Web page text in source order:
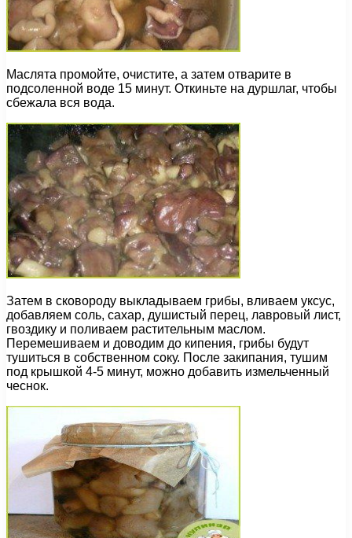
Маслята промойте, очистите, а затем отварите в
подсоленной воде 15 минут. Откиньте на дуршлаг, чтобы
сбежала вся вода.
Затем в сковороду выкладываем грибы, вливаем уксус,
добавляем соль, сахар, душистый перец, лавровый лист,
гвоздику и поливаем растительным маслом.
Перемешиваем и доводим до кипения, грибы будут
тушиться в собственном соку. После закипания, тушим
под крышкой 4-5 минут, можно добавить измельченный
чеснок.